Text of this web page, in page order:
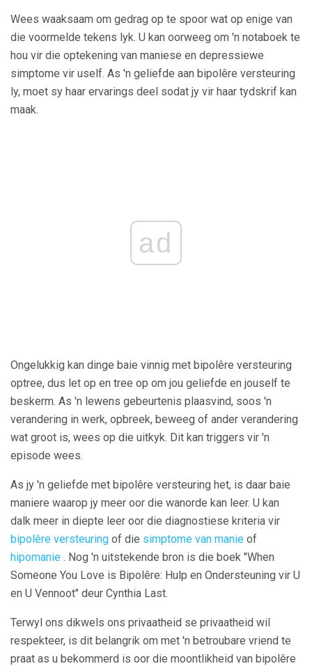
Wees waaksaam om gedrag op te spoor wat op enige van
die voormelde tekens lyk. U kan oorweeg om 'n notaboek te
hou vir die optekening van maniese en depressiewe
simptome vir uself. As 'n geliefde aan bipolêre versteuring
ly, moet sy haar ervarings deel sodat jy vir haar tydskrif kan
maak.
ad
Ongelukkig kan dinge baie vinnig met bipolêre versteuring
optree, dus let op en tree op om jou geliefde en jouself te
beskerm. As 'n lewens gebeurtenis plaasvind, soos 'n
verandering in werk, opbreek, beweeg of ander verandering
wat groot is, wees op die uitkyk. Dit kan triggers vir 'n
episode wees.
As jy 'n geliefde met bipolêre versteuring het, is daar baie
maniere waarop jy meer oor die wanorde kan leer. U kan
dalk meer in diepte leer oor die diagnostiese kriteria vir
bipolêre versteuring of die simptome van manie of
hipomanie . Nog 'n uitstekende bron is die boek "When
Someone You Love is Bipolêre: Hulp en Ondersteuning vir U
en U Vennoot" deur Cynthia Last.
Terwyl ons dikwels ons privaatheid se privaatheid wil
respekteer, is dit belangrik om met 'n betroubare vriend te
praat as u bekommerd is oor die moontlikheid van bipolêre